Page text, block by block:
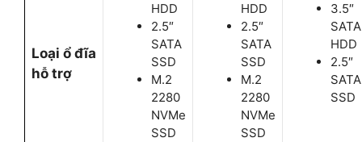
Loại ổ đĩa
hỗ trợ
HDD
2.5″
SATA
SSD
M.2
2280
NVMe
SSD
HDD
2.5″
SATA
SSD
M.2
2280
NVMe
SSD
3.5″
SATA
HDD
2.5″
SATA
SSD